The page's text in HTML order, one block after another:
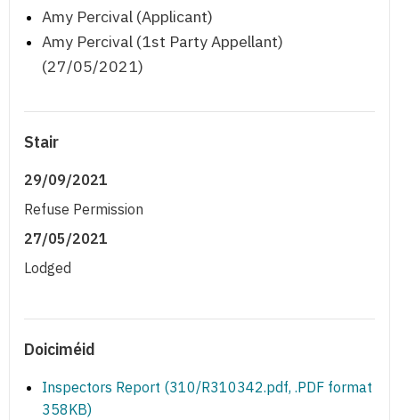
Amy Percival (Applicant)
Amy Percival (1st Party Appellant)
(27/05/2021)
Stair
29/09/2021
Refuse Permission
27/05/2021
Lodged
Doiciméid
Inspectors Report (310/R310342.pdf, .PDF format
358KB)